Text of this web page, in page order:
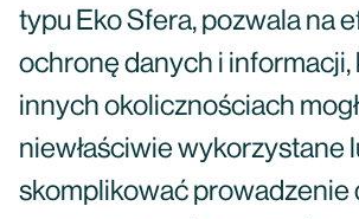
typu Eko Sfera, pozwala na
ochronę danych i informacji,
innych okolicznościach
niewłaściwie wykorzystane
skomplikować prowadzenie